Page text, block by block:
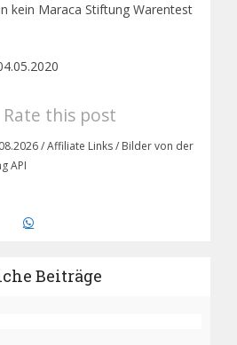
kein Maraca Stiftung Warentest
Rate this post
/ Affiliate Links / Bilder von der
API
Beiträge